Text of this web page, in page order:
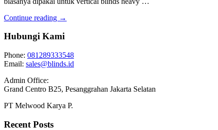
Continue reading →
Hubungi Kami
Phone: 081289333548
Email: sales@blinds.id
Admin Office:
Grand Centro B25, Pesanggrahan Jakarta Selatan
PT Melwood Karya P.
Recent Posts